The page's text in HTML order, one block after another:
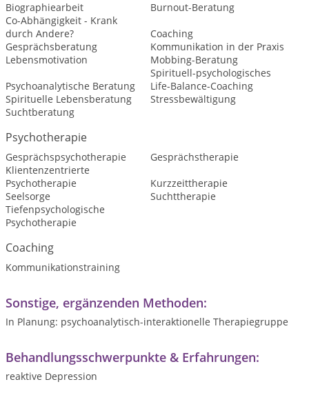
Biographiearbeit
Burnout-Beratung
Co-Abhängigkeit - Krank
durch Andere?
Coaching
Gesprächsberatung
Kommunikation in der Praxis
Lebensmotivation
Mobbing-Beratung
Psychoanalytische Beratung
Spirituell-psychologisches
Life-Balance-Coaching
Spirituelle Lebensberatung
Stressbewältigung
Suchtberatung
Psychotherapie
Gesprächspsychotherapie
Gesprächstherapie
Klientenzentrierte
Psychotherapie
Kurzzeittherapie
Seelsorge
Suchttherapie
Tiefenpsychologische
Psychotherapie
Coaching
Kommunikationstraining
Sonstige, ergänzenden Methoden:
In Planung: psychoanalytisch-interaktionelle Therapiegruppe
Behandlungsschwerpunkte & Erfahrungen:
reaktive Depression